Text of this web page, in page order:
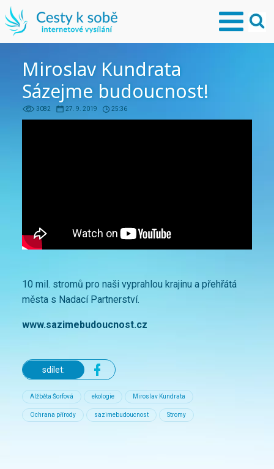
Miroslav Kundrata
Sázejme budoucnost!
3082 27. 9. 2019 25:36
10 mil. stromů pro naši vyprahlou krajinu a přehřátá
města s Nadací Partnerství.
www.sazimebudoucnost.cz
sdílet:
Alžběta Šorfová ekologie Miroslav Kundrata
Ochrana přírody sazimebudoucnost Stromy